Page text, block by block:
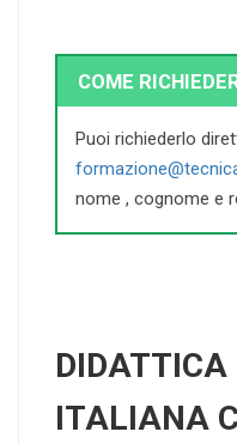
COME
Puoi richiederlo
nome , cognome e
ITALIANA